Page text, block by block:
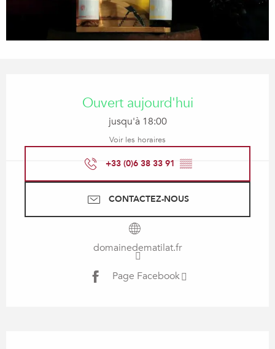
Ouvert aujourd'hui
jusqu'à 18:00
Voir les horaires
+33 (0)6 38 33 91 ▒▒
CONTACTEZ-NOUS
domainedematilat.fr
Page Facebook